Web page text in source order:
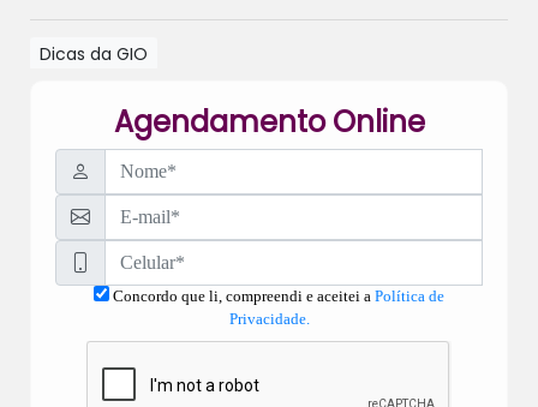
Dicas da GIO
Agendamento Online
Concordo que li, compreendi e aceitei a Política de
Privacidade.